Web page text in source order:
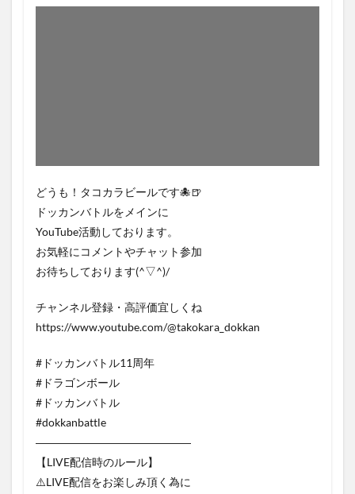
どうも！タコカラビールです🐙🍺
ドッカンバトルをメインに
YouTube活動しております。
お気軽にコメントやチャット参加
お待ちしております(^▽^)/
チャンネル登録・高評価宜しくね
https://www.youtube.com/@takokara_dokkan
#ドッカンバトル11周年
#ドラゴンボール
#ドッカンバトル
#dokkanbattle
――――――――――――――
【LIVE配信時のルール】
⚠️LIVE配信をお楽しみ頂く為に